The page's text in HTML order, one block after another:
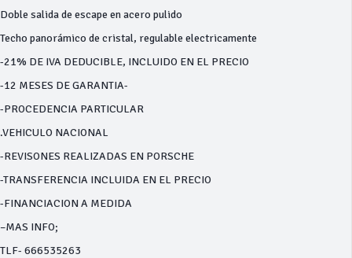
Doble salida de escape en acero pulido
Techo panorámico de cristal, regulable electricamente
-21% DE IVA DEDUCIBLE, INCLUIDO EN EL PRECIO
-12 MESES DE GARANTIA-
-PROCEDENCIA PARTICULAR
.VEHICULO NACIONAL
-REVISONES REALIZADAS EN PORSCHE
-TRANSFERENCIA INCLUIDA EN EL PRECIO
-FINANCIACION A MEDIDA
–MAS INFO;
TLF- 666535263